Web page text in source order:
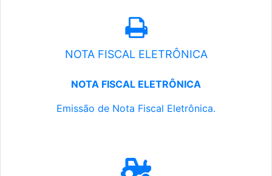
NOTA FISCAL ELETRÔNICA
NOTA FISCAL ELETRÔNICA
Emissão de Nota Fiscal Eletrônica.